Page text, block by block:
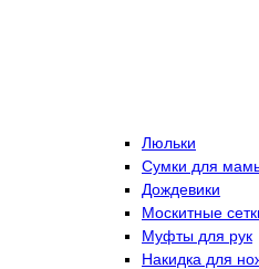
Люльки
Сумки для
Дождевики
Москитные
Муфты для рук
Накидка для